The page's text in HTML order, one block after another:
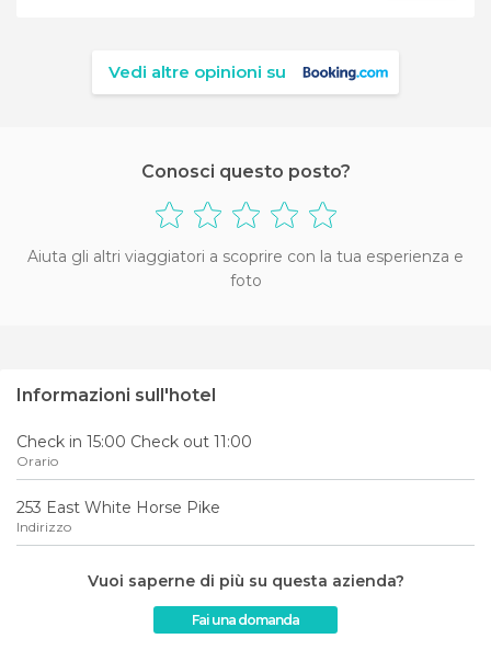
Vedi altre opinioni su
Conosci questo posto?
Aiuta gli altri viaggiatori a scoprire con la tua esperienza e
foto
Informazioni sull'hotel
Check in 15:00 Check out 11:00
Orario
253 East White Horse Pike
Indirizzo
Vuoi saperne di più su questa azienda?
Fai una domanda